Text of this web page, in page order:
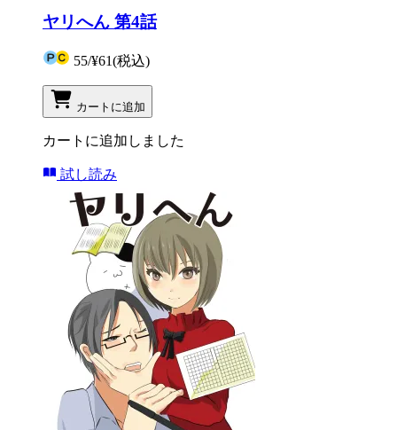
ヤリへん 第4話
55/¥61(税込)
カートに追加
カートに追加しました
試し読み